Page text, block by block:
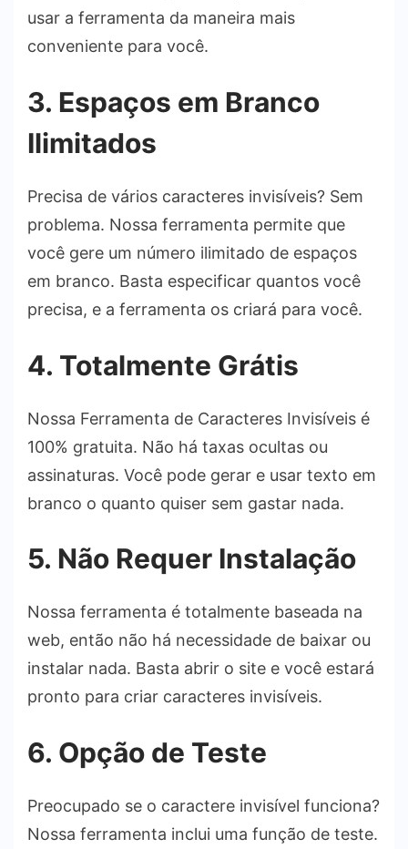
usar a ferramenta da maneira mais
conveniente para você.
3. Espaços em Branco
Ilimitados
Precisa de vários caracteres invisíveis? Sem
problema. Nossa ferramenta permite que
você gere um número ilimitado de espaços
em branco. Basta especificar quantos você
precisa, e a ferramenta os criará para você.
4. Totalmente Grátis
Nossa Ferramenta de Caracteres Invisíveis é
100% gratuita. Não há taxas ocultas ou
assinaturas. Você pode gerar e usar texto em
branco o quanto quiser sem gastar nada.
5. Não Requer Instalação
Nossa ferramenta é totalmente baseada na
web, então não há necessidade de baixar ou
instalar nada. Basta abrir o site e você estará
pronto para criar caracteres invisíveis.
6. Opção de Teste
Preocupado se o caractere invisível funciona?
Nossa ferramenta inclui uma função de teste.